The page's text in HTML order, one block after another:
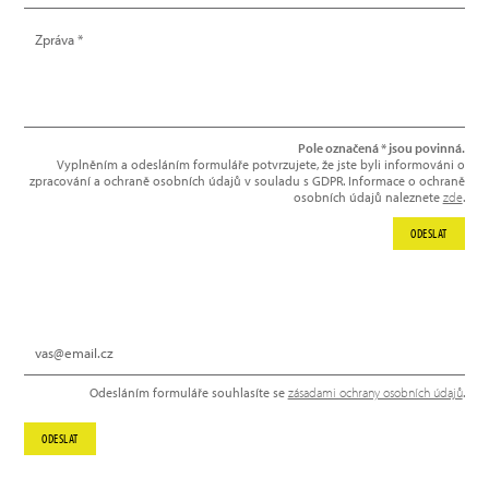
Odesláním formuláře souhlasíte se zásadami ochrany osobních údajů.
ODESLAT
Pole označená * jsou povinná.
Vyplněním a odesláním formuláře potvrzujete, že jste byli informováni o
zpracování a ochraně osobních údajů v souladu s GDPR. Informace o ochraně
osobních údajů naleznete zde.
ODESLAT